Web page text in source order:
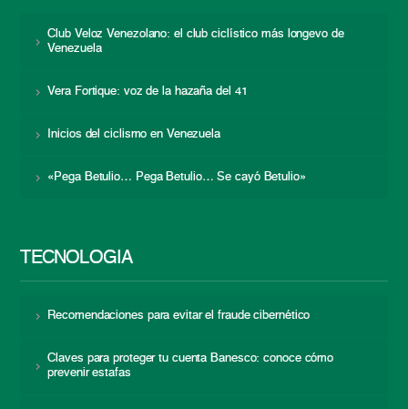
Club Veloz Venezolano: el club ciclístico más longevo de
Venezuela
Vera Fortique: voz de la hazaña del 41
Inicios del ciclismo en Venezuela
«Pega Betulio… Pega Betulio… Se cayó Betulio»
TECNOLOGÍA
Recomendaciones para evitar el fraude cibernético
Claves para proteger tu cuenta Banesco: conoce cómo
prevenir estafas